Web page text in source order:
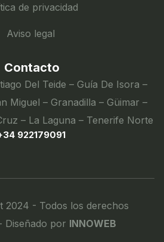
de privacidad
Aviso legal
Contacto
Del Teide – Guía De Isora –
Miguel – Granadilla – Güimar –
– La Laguna – Tenerife Norte
922179091
2024 - Todos los derechos
Diseñado por INNOWEB